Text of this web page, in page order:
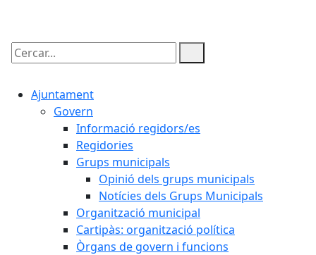
Cercar:
Ajuntament
Govern
Informació regidors/es
Regidories
Grups municipals
Opinió dels grups municipals
Notícies dels Grups Municipals
Organització municipal
Cartipàs: organització política
Òrgans de govern i funcions